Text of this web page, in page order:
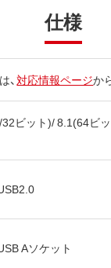
仕様
、対応情報ページか
ビット)/ 8.1(64ビ
Aソケット